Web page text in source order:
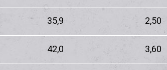
35,9 2,50
42,0 3,60